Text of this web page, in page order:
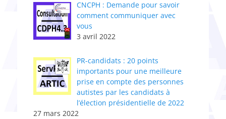
CNCPH : Demande pour savoir
comment communiquer avec
vous
3 avril 2022
PR-candidats : 20 points
importants pour une meilleure
prise en compte des personnes
autistes par les candidats à
l’élection présidentielle de 2022
27 mars 2022